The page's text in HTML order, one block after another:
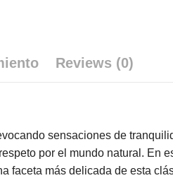
Reviews (0)
sensaciones de
por el mundo natural. En
faceta más delicada de esta